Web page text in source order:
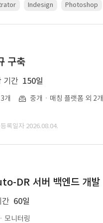
Indesign Photoshop
구축
기간 150일
개 중개ㆍ매칭 플랫폼 외 2개
록일자 2026.08.04.
DR 서버 백엔드 개발
간 60일
모니터링